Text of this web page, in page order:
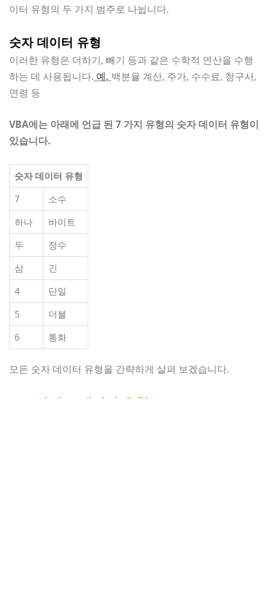
이터 유형의 두 가지 범주로 나뉩니다.
숫자 데이터 유형
이러한 유형은 더하기, 빼기 등과 같은 수학적 연산을 수행
하는 데 사용됩니다. 예, 백분율 계산, 주가, 수수료, 청구서,
연령 등
VBA에는 아래에 언급 된 7 가지 유형의 숫자 ​​데이터 유형이
있습니다.
숫자 데이터 유형
7
소수
하나
바이트
두
정수
삼
긴
4
단일
5
더블
6
통화
모든 숫자 데이터 유형을 간략하게 살펴 보겠습니다.
# 1) 바이트 데이터 유형